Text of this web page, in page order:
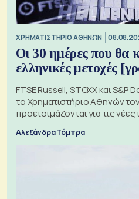
XΡΗΜΑΤΙΣΤΗΡΙΟ ΑΘΗΝΩΝ
Οι 30 ημέρες που θα
ελληνικές μετοχές
FTSE Russell, STOXX και S&P
το Χρηματιστήριο Αθηνών
προετοιμάζονται για τις
Αλεξάνδρα Τόμπρα